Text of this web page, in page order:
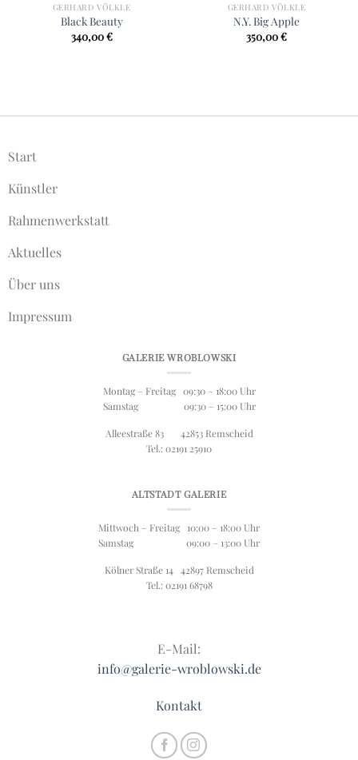
GERHARD VÖLKLE
Black Beauty
340,00€
GERHARD VÖLKLE
N.Y. Big Apple
350,00€
Start
Künstler
Rahmenwerkstatt
Aktuelles
Über uns
Impressum
GALERIE WROBLOWSKI
Montag – Freitag 09:30 – 18:00 Uhr
Samstag 09:30 – 15:00 Uhr
Alleestraße 83 42853 Remscheid
Tel.: 02191 25910
ALTSTADT GALERIE
Mittwoch – Freitag 10:00 – 18:00 Uhr
Samstag 09:00 – 13:00 Uhr
Kölner Straße 14 42897 Remscheid
Tel.: 02191 68798
E-Mail:
info@galerie-wroblowski.de
Kontakt